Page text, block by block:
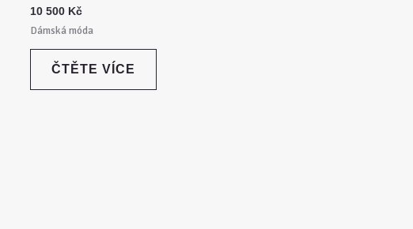
10 500 Kč
Dámská móda
ČTĚTE VÍCE